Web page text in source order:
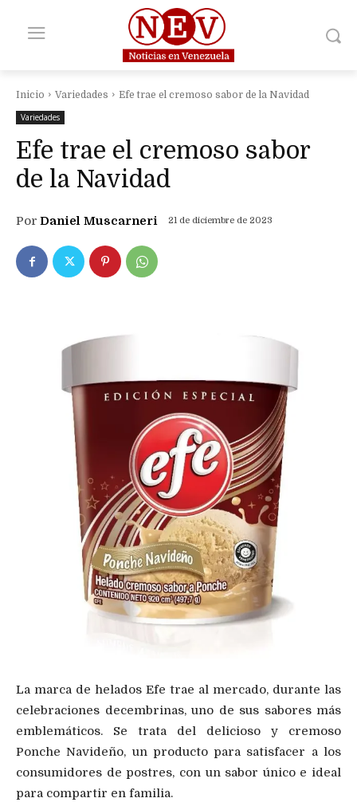
Inicio Variedades
Efe trae el cremoso sabor de la Navidad
Variedades
Efe trae el cremoso sabor
de la Navidad
Por Daniel Muscarneri 21 de diciembre de 2023
La marca de helados Efe trae al mercado, durante las
celebraciones decembrinas, uno de sus sabores más
emblemáticos. Se trata del delicioso y cremoso
Ponche Navideño, un producto para satisfacer a los
consumidores de postres, con un sabor único e ideal
para compartir en familia.